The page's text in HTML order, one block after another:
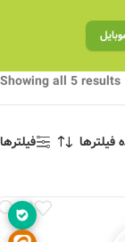
Showing all 5 results
فیلترها